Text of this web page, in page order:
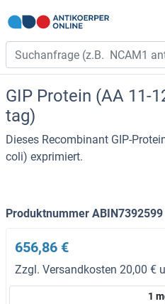
GIP Protein (AA 11-
tag)
Dieses Recombinant GIP-
coli) exprimiert.
Produktnummer ABIN7392599
656,86 €
Zzgl. Versandkosten 20,00 €
1